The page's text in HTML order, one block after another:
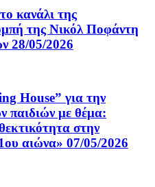
κανάλι της
της Νικόλ Ποφάντη
28/05/2026
House” για την
παιδιών με θέμα:
στην
αιώνα» 07/05/2026